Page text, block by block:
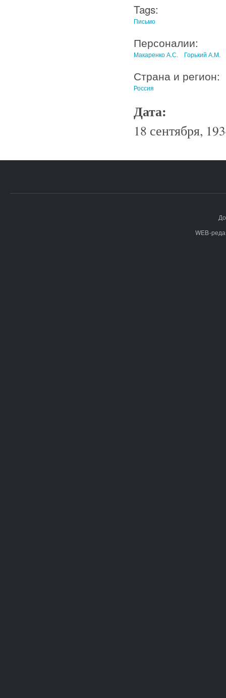
Tags:
Письмо
Персоналии:
Макаренко А.С. Горький А.М.
Страна и регион:
Россия
Дата:
18 сентября,
WEB-